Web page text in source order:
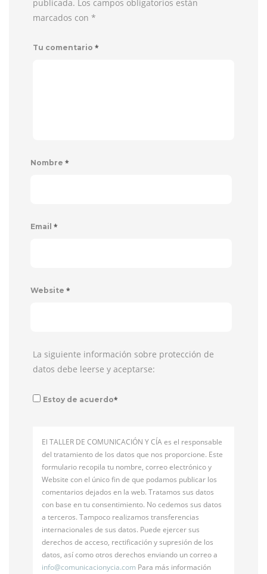
publicada. Los campos obligatorios están
marcados con *
Tu comentario *
Nombre *
Email *
Website *
La siguiente información sobre protección de
datos debe leerse y aceptarse:
Estoy de acuerdo*
El TALLER DE COMUNICACIÓN Y CÍA es el responsable
del tratamiento de los datos que nos proporcione. Este
formulario recopila tu nombre, correo electrónico y
Website con el único fin de que podamos publicar los
comentarios dejados en la web. Tratamos sus datos
con base en tu consentimiento. No cedemos sus datos
a terceros. Tampoco realizamos transferencias
internacionales de sus datos. Puede ejercer sus
derechos de acceso, rectificación y supresión de los
datos, así como otros derechos enviando un correo a
info@comunicacionycia.com Para más información